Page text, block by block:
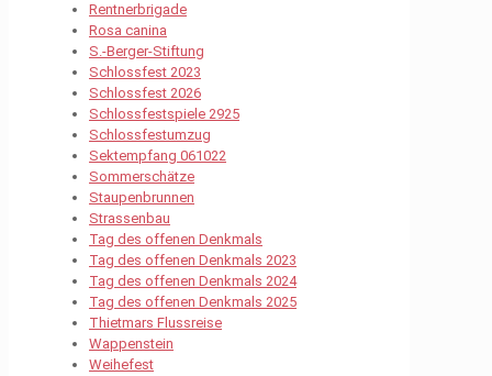
Rentnerbrigade
Rosa canina
S.-Berger-Stiftung
Schlossfest 2023
Schlossfest 2026
Schlossfestspiele 2925
Schlossfestumzug
Sektempfang 061022
Sommerschätze
Staupenbrunnen
Strassenbau
Tag des offenen Denkmals
Tag des offenen Denkmals 2023
Tag des offenen Denkmals 2024
Tag des offenen Denkmals 2025
Thietmars Flussreise
Wappenstein
Weihefest